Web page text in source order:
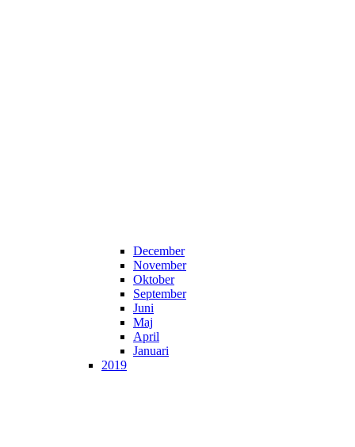
December
November
Oktober
September
Juni
Maj
April
Januari
2019